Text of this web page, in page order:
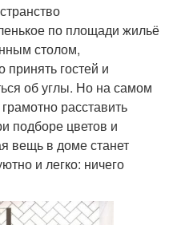
по площади жильё
столом,
принять гостей и
об углы. Но на самом
расставить
подборе цветов и
вещь в доме станет
и легко: ничего